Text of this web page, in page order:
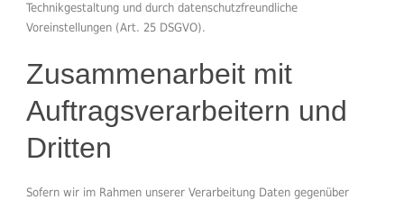
Technikgestaltung und durch datenschutzfreundliche
Voreinstellungen (Art. 25 DSGVO).
Zusammenarbeit mit
Auftragsverarbeitern und
Dritten
Sofern wir im Rahmen unserer Verarbeitung Daten gegenüber